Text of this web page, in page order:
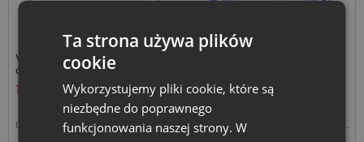
Woreczki z organzy 12 x 15
cm na mydełka i saszetki
lawendowe - 25 szt.
17,59
0,70 zł / szt. 1 op. = 25 szt.
lawendę - 25 szt.
13,59 zł
0,54 zł / szt.
Ta strona używa plików
cookie
Wykorzystujemy pliki cookie, które są
niezbędne do poprawnego
funkcjonowania naszej strony. W